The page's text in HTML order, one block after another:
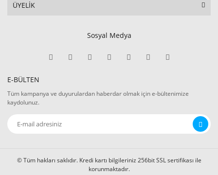
ÜYELİK
Sosyal Medya
E-BÜLTEN
Tüm kampanya ve duyurulardan haberdar olmak için e-bültenimize
kaydolunuz.
© Tüm hakları saklıdır. Kredi kartı bilgileriniz 256bit SSL sertifikası ile
korunmaktadır.